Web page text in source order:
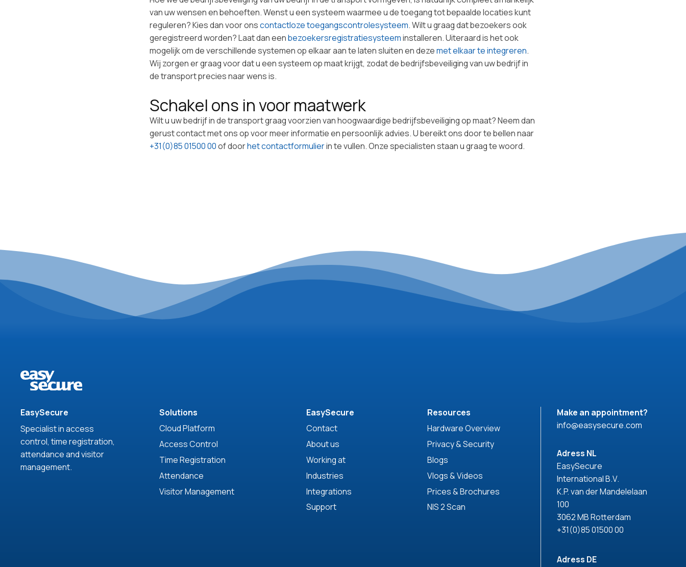
van uw wensen en behoeften. Wenst u een systeem waarmee u de toegang tot bepaalde locaties kunt
reguleren? Kies dan voor onscontactloze toegangscontrolesysteem. Wilt u graag dat bezoekers ook
geregistreerd worden? Laat dan eenbezoekersregistratiesysteeminstalleren. Uiteraard is het ook
mogelijk om de verschillende systemen op elkaar aan te laten sluiten en dezemet elkaar te integreren.
Wij zorgen er graag voor dat u een systeem op maat krijgt, zodat de bedrijfsbeveiliging van uw bedrijf in
de transport precies naar wens is.
Schakel ons in voor maatwerk
Wilt u uw bedrijf in de transport graag voorzien van hoogwaardige bedrijfsbeveiliging op maat? Neem dan
gerust contact met ons op voor meer informatie en persoonlijk advies. U bereikt ons door te bellen naar
+31(0)85 01500 00of doorhet contactformulierin te vullen. Onze specialisten staan u graag te woord.
EasySecure
Specialist in access
control, time registration,
attendance and visitor
management.
Solutions
Cloud Platform
Access Control
Time Registration
Attendance
Visitor Management
EasySecure
Contact
About us
Working at
Industries
Integrations
Support
Resources
Hardware Overview
Privacy & Security
Blogs
Vlogs & Videos
Prices & Brochures
NIS 2 Scan
Make an appointment?
info@easysecure.com
Adress NL
EasySecure
International B.V.
K.P. van der Mandelelaan
100
3062 MB Rotterdam
+31(0)85 01500 00
Adress DE